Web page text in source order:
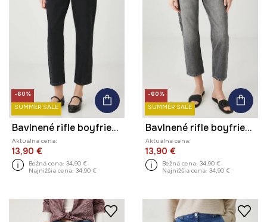
-60%
SUMMER SALE
Bavlnené rifle boyfriend s praným efektom
Aktuálna cena:
13,90 €
Bežná cena: 34,90 €
Najnižšia cena: 34,90 €
-60%
SUMMER SALE
Bavlnené rifle boyfriend s praným efektom
Aktuálna cena:
13,90 €
Bežná cena: 34,90 €
Najnižšia cena: 34,90 €